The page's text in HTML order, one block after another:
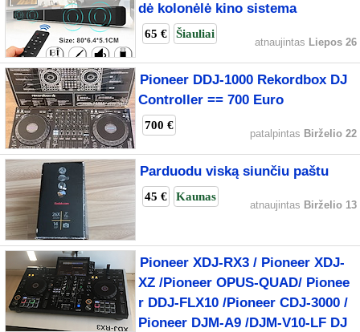
dė kolonėlė kino sistema
65 € Šiauliai
atnaujintas Liepos 26
Pioneer DDJ-1000 Rekordbox DJ
Controller == 700 Euro
700 €
patalpintas Birželio 22
Parduodu viską siunčiu paštu
45 € Kaunas
atnaujintas Birželio 13
Pioneer XDJ-RX3 / Pioneer XDJ-
XZ /Pioneer OPUS-QUAD/ Pionee
r DDJ-FLX10 /Pioneer CDJ-3000 /
Pioneer DJM-A9 /DJM-V10-LF DJ